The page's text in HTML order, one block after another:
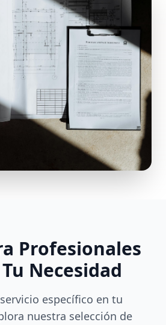
Profesionales
Necesidad
específico en tu
nuestra selección de